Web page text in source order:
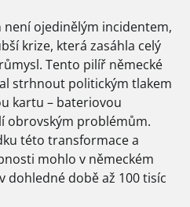
není ojedinělým incidentem,
krize, která zasáhla celý
Tento pilíř německé
strhnout politickým tlakem
kartu – bateriovou
obrovským problémům.
této transformace a
mohlo v německém
době až 100 tisíc